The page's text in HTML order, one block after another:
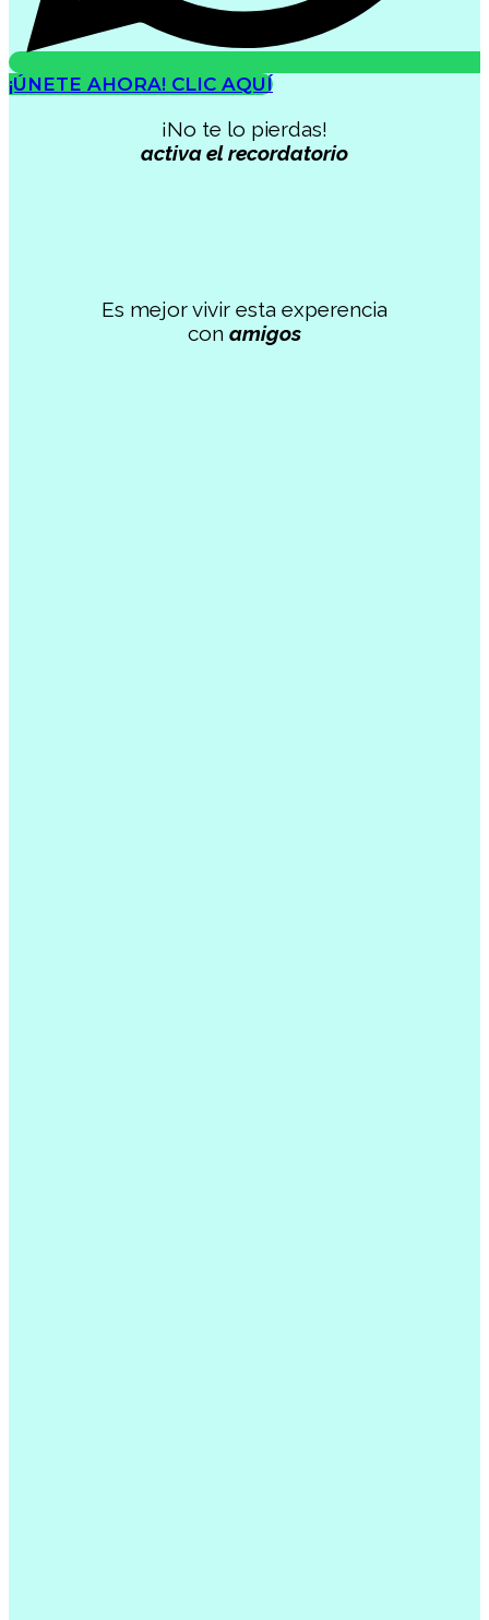
¡ÚNETE AHORA! CLIC AQUÍ
¡No te lo pierdas!
activa el recordatorio
Es mejor vivir esta experencia
con amigos